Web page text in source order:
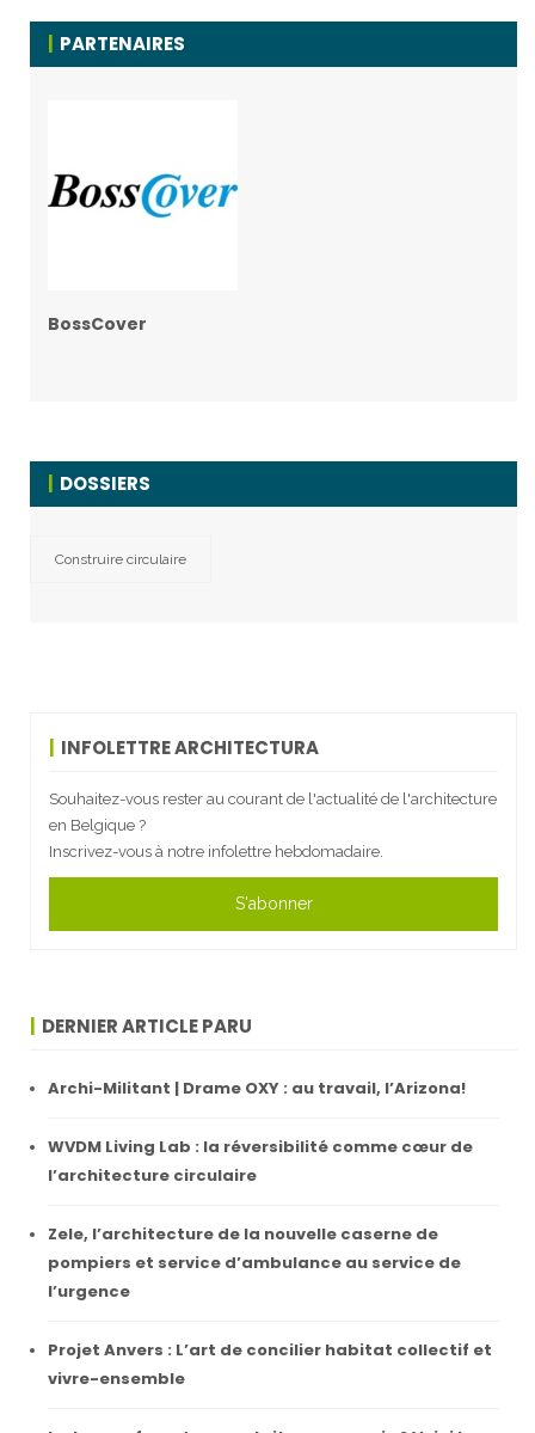
PARTENAIRES
BossCover
DOSSIERS
Construire circulaire
INFOLETTRE ARCHITECTURA
Souhaitez-vous rester au courant de l'actualité de l'architecture
en Belgique ?
Inscrivez-vous à notre infolettre hebdomadaire.
S'abonner
DERNIER ARTICLE PARU
Archi-Militant | Drame OXY : au travail, l’Arizona!
WVDM Living Lab : la réversibilité comme cœur de
l’architecture circulaire
Zele, l’architecture de la nouvelle caserne de
pompiers et service d’ambulance au service de
l’urgence
Projet Anvers : L’art de concilier habitat collectif et
vivre-ensemble